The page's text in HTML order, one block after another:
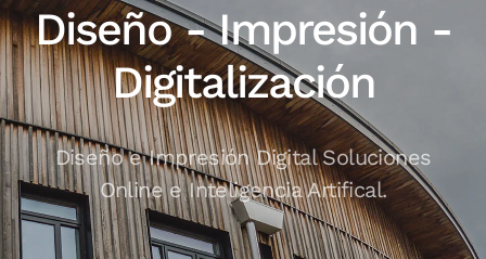
Diseño - Impresión -
Digitalización
Diseño e Impresión DigitalSoluciones
Online e Inteligencia Artifical.